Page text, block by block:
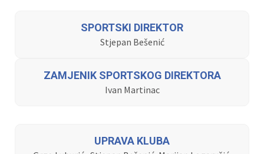
SPORTSKI DIREKTOR
Stjepan Bešenić
ZAMJENIK SPORTSKOG DIREKTORA
Ivan Martinac
UPRAVA KLUBA